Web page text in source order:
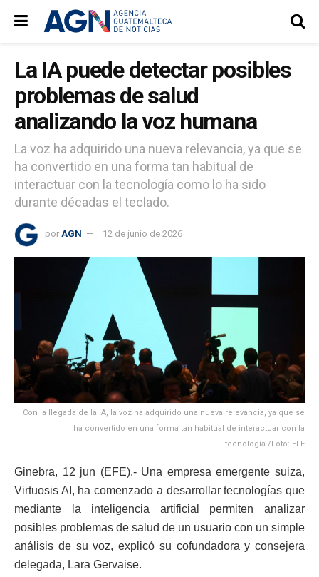
La IA puede detectar posibles
problemas de salud
analizando la voz humana
La voz ha adquirido una nueva relevancia, ya que se
ha convertido en una forma tan habitual de
interactuar con la tecnología como lo ha sido
durante décadas el teclado.
por AGN 12 de junio de 2026
Con la llegada de la IA, la voz ha adquirido una nueva relevancia, ya que se
ha convertido en una forma tan habitual de interactuar con la
tecnología./Foto: EFE
Ginebra, 12 jun (EFE).- Una empresa emergente suiza,
Virtuosis AI, ha comenzado a desarrollar tecnologías que
mediante la inteligencia artificial permiten analizar
posibles problemas de salud de un usuario con un simple
análisis de su voz, explicó su cofundadora y consejera
delegada, Lara Gervaise.